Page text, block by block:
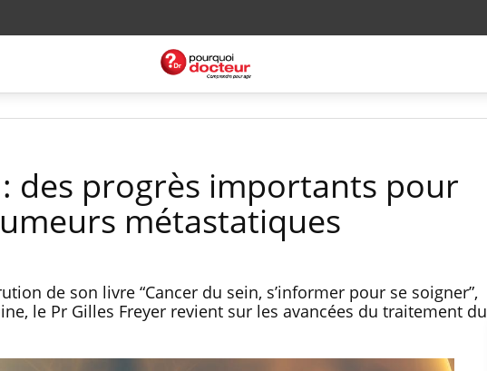
des progrès importants pour
métastatiques
de son livre “Cancer du sein, s’informer pour se soigner”,
le Pr Gilles Freyer revient sur les avancées du traitement du